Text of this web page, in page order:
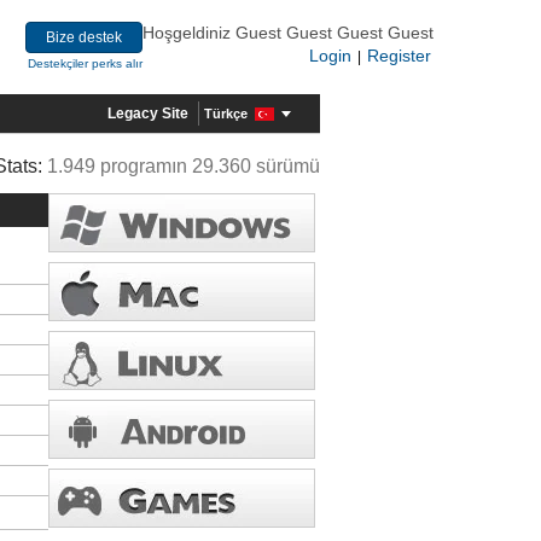
Bize destek
Destekçiler perks alır
Hoşgeldiniz Guest Guest Guest Guest
Login
Register
Legacy Site Türkçe
1.949 programın 29.360 sürümü